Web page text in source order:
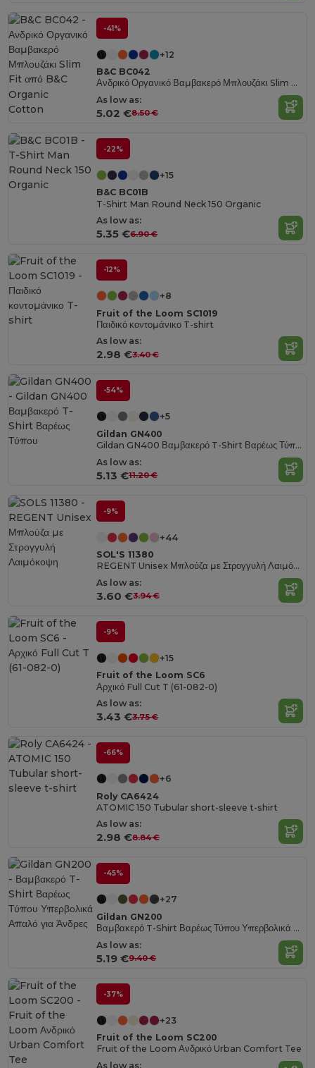
-41%
+12
B&C BC042
Ανδρικό Οργανικό Βαμβακερό Μπλουζάκι Slim Fit από B&C
As low as:
5.02 €8.50 €
Organic
Cotton
-22%
+15
B&C BC01B
T-Shirt Man Round Neck 150 Organic
As low as:
5.35 €6.90 €
-12%
+8
Fruit of the Loom SC1019
Παιδικό κοντομάνικο T-shirt
As low as:
2.98 €3.40 €
-54%
+5
Gildan GN400
Gildan GN400 Βαμβακερό T-Shirt Βαρέως Τύπου
As low as:
5.13 €11.20 €
-9%
+44
SOL'S 11380
REGENT Unisex Μπλούζα με Στρογγυλή Λαιμόκοψη
As low as:
3.60 €3.94 €
-9%
+15
Fruit of the Loom SC6
Αρχικό Full Cut T (61-082-0)
As low as:
3.43 €3.75 €
-66%
+6
Roly CA6424
ATOMIC 150 Tubular short-sleeve t-shirt
As low as:
2.98 €8.84 €
-45%
+27
Gildan GN200
Βαμβακερό T-Shirt Βαρέως Τύπου Υπερβολικά Απαλό για Άνδρες
As low as:
5.19 €9.40 €
-37%
+23
Fruit of the Loom SC200
Fruit of the Loom Ανδρικό Urban Comfort Tee
As low as: